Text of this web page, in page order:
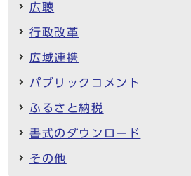
広聴
行政改革
広域連携
パブリックコメント
ふるさと納税
書式のダウンロード
その他